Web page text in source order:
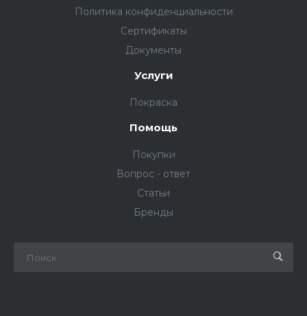
Политика конфиденциальности
Сертификаты
Документы
Услуги
Покраска
Помощь
Покупки
Вопрос - ответ
Статьи
Бренды